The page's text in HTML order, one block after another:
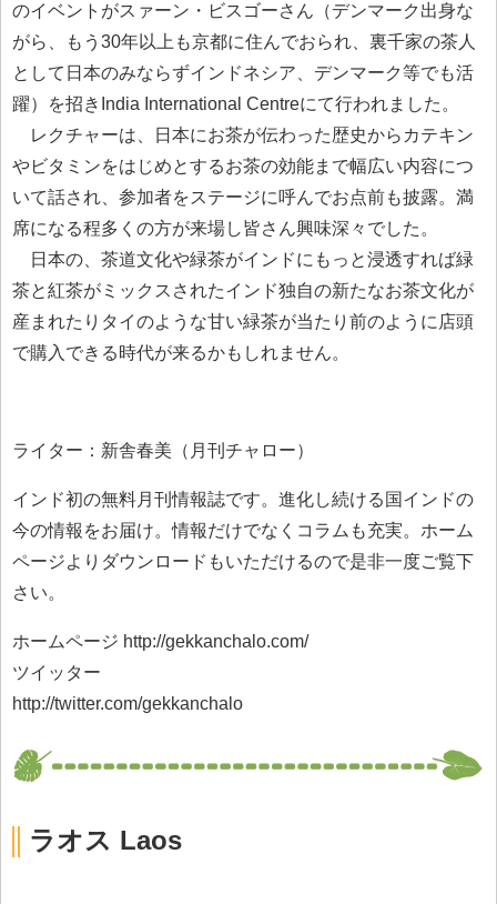
のイベントがスァーン・ビスゴーさん（デンマーク出身な
がら、もう30年以上も京都に住んでおられ、裏千家の茶人
として日本のみならずインドネシア、デンマーク等でも活
躍）を招きIndia International Centreにて行われました。
レクチャーは、日本にお茶が伝わった歴史からカテキン
やビタミンをはじめとするお茶の効能まで幅広い内容につ
いて話され、参加者をステージに呼んでお点前も披露。満
席になる程多くの方が来場し皆さん興味深々でした。
日本の、茶道文化や緑茶がインドにもっと浸透すれば緑
茶と紅茶がミックスされたインド独自の新たなお茶文化が
産まれたりタイのような甘い緑茶が当たり前のように店頭
で購入できる時代が来るかもしれません。
ライター：新舎春美（月刊チャロー）
インド初の無料月刊情報誌です。進化し続ける国インドの
今の情報をお届け。情報だけでなくコラムも充実。ホーム
ページよりダウンロードもいただけるので是非一度ご覧下
さい。
ホームページ http://gekkanchalo.com/
ツイッター
http://twitter.com/gekkanchalo
ラオス Laos